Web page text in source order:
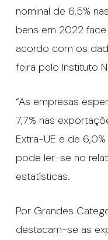
nominal de 6,5%
bens em 2022
acordo com os
feira pelo Instituto
“As empresas
7,7% nas
Extra-UE e de
pode ler-se no
estatísticas.
Por Grandes
destacam-se as